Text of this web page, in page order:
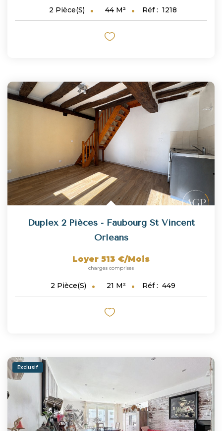
2 Pièce(s) 44 M² Réf : 1218
Duplex 2 Pièces - Faubourg St Vincent
Orleans
Loyer 513 €/mois
charges comprises
2 Pièce(s) 21 M² Réf : 449
Exclusif